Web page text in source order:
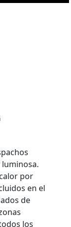
por
en el
de
los